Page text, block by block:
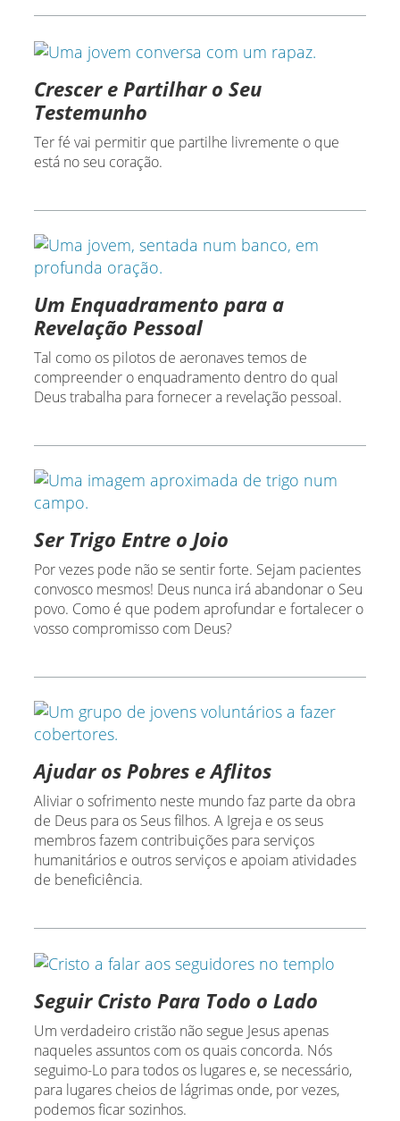
Crescer e Partilhar o Seu
Testemunho
Ter fé vai permitir que partilhe livremente o que
está no seu coração.
Um Enquadramento para a
Revelação Pessoal
Tal como os pilotos de aeronaves temos de
compreender o enquadramento dentro do qual
Deus trabalha para fornecer a revelação pessoal.
Ser Trigo Entre o Joio
Por vezes pode não se sentir forte. Sejam pacientes
convosco mesmos! Deus nunca irá abandonar o Seu
povo. Como é que podem aprofundar e fortalecer o
vosso compromisso com Deus?
Ajudar os Pobres e Aflitos
Aliviar o sofrimento neste mundo faz parte da obra
de Deus para os Seus filhos. A Igreja e os seus
membros fazem contribuições para serviços
humanitários e outros serviços e apoiam atividades
de beneficiência.
Seguir Cristo Para Todo o Lado
Um verdadeiro cristão não segue Jesus apenas
naqueles assuntos com os quais concorda. Nós
seguimo-Lo para todos os lugares e, se necessário,
para lugares cheios de lágrimas onde, por vezes,
podemos ficar sozinhos.